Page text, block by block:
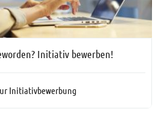
Initiativ bewerben!
Initiativbewerbung